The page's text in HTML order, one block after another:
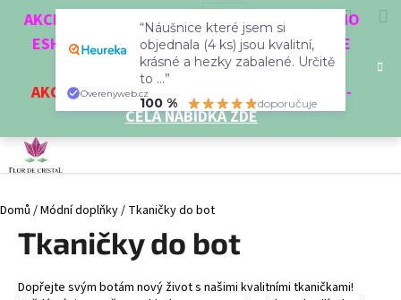
AKCE 3 + 1 ZDARMA. NAKUPTE 4 VĚCI Z NAŠEHO
ESHOPU A ČTVRTÝ NEJLEVNĚJŠÍ DOSTANETE
ZDARMA!
AKCENA VYBRANÉ VÝROBKY - SLEVA AŽ 35% -
CELÁ NABÍDKA ZDE
CZK HledatPřihlášení
Domů /Módní doplňky/ Tkaničky do bot
Tkaničky do bot
Dopřejte svým botám nový život s našimi kvalitními tkaničkami!
Zpět
Zpět
p
o
ř
e
b
u
“Náušnice které jsem si
objednala (4 ks) jsou kvalitní,
krásné a hezky zabalené. Určitě
to ...”
100 %
doporučuje
Overenyweb.cz